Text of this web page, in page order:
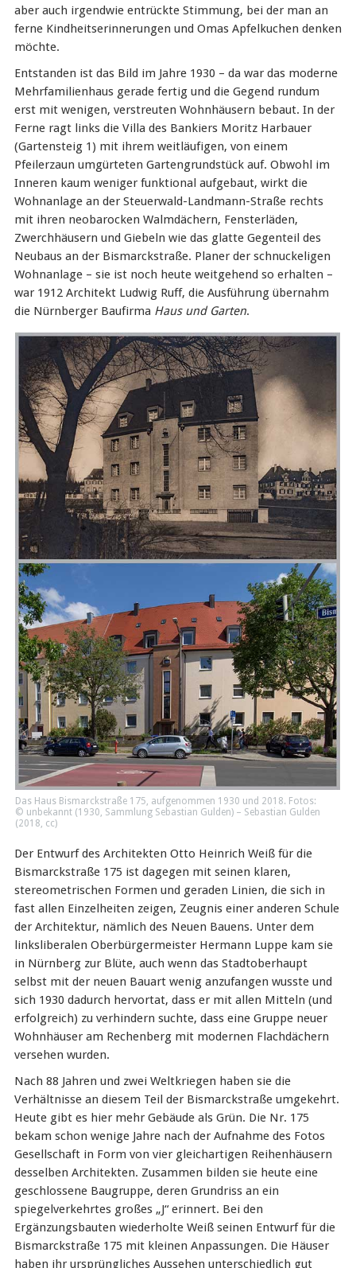
aber auch irgendwie entrückte Stimmung, bei der man an
ferne Kindheitserinnerungen und Omas Apfelkuchen denken
möchte.
Entstanden ist das Bild im Jahre 1930 – da war das moderne
Mehrfamilienhaus gerade fertig und die Gegend rundum
erst mit wenigen, verstreuten Wohnhäusern bebaut. In der
Ferne ragt links die Villa des Bankiers Moritz Harbauer
(Gartensteig 1) mit ihrem weitläufigen, von einem
Pfeilerzaun umgürteten Gartengrundstück auf. Obwohl im
Inneren kaum weniger funktional aufgebaut, wirkt die
Wohnanlage an der Steuerwald-Landmann-Straße rechts
mit ihren neobarocken Walmdächern, Fensterläden,
Zwerchhäusern und Giebeln wie das glatte Gegenteil des
Neubaus an der Bismarckstraße. Planer der schnuckeligen
Wohnanlage – sie ist noch heute weitgehend so erhalten –
war 1912 Architekt Ludwig Ruff, die Ausführung übernahm
die Nürnberger Baufirma Haus und Garten.
Das Haus Bismarckstraße 175, aufgenommen 1930 und 2018. Fotos:
© unbekannt (1930, Sammlung Sebastian Gulden) – Sebastian Gulden
(2018, cc)
Der Entwurf des Architekten Otto Heinrich Weiß für die
Bismarckstraße 175 ist dagegen mit seinen klaren,
stereometrischen Formen und geraden Linien, die sich in
fast allen Einzelheiten zeigen, Zeugnis einer anderen Schule
der Architektur, nämlich des Neuen Bauens. Unter dem
linksliberalen Oberbürgermeister Hermann Luppe kam sie
in Nürnberg zur Blüte, auch wenn das Stadtoberhaupt
selbst mit der neuen Bauart wenig anzufangen wusste und
sich 1930 dadurch hervortat, dass er mit allen Mitteln (und
erfolgreich) zu verhindern suchte, dass eine Gruppe neuer
Wohnhäuser am Rechenberg mit modernen Flachdächern
versehen wurden.
Nach 88 Jahren und zwei Weltkriegen haben sie die
Verhältnisse an diesem Teil der Bismarckstraße umgekehrt.
Heute gibt es hier mehr Gebäude als Grün. Die Nr. 175
bekam schon wenige Jahre nach der Aufnahme des Fotos
Gesellschaft in Form von vier gleichartigen Reihenhäusern
desselben Architekten. Zusammen bilden sie heute eine
geschlossene Baugruppe, deren Grundriss an ein
spiegelverkehrtes großes „J“ erinnert. Bei den
Ergänzungsbauten wiederholte Weiß seinen Entwurf für die
Bismarckstraße 175 mit kleinen Anpassungen. Die Häuser
haben ihr ursprüngliches Aussehen unterschiedlich gut